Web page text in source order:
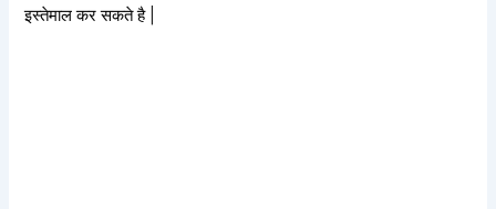
इस्तेमाल कर सकते है |